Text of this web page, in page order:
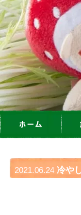
2021.06.24 冷や